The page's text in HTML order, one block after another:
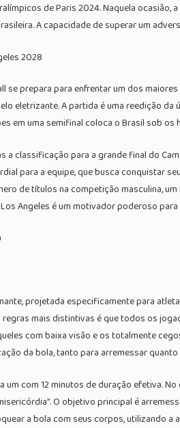
de Paris 2024. Naquela
A capacidade de superar um
2028
se prepara para enfrentar um dos
eletrizante. A partida é uma reedição
em uma semifinal coloca o Brasil sob
a classificação para a grande final do
para a equipe, que busca conquistar
de títulos na competição masculina,
Angeles é um motivador poderoso para
projetada especificamente para
mais distintivas é que todos os
com baixa visão e os totalmente
da bola, tanto para arremessar
com 12 minutos de duração efetiva.
O objetivo principal é
a bola com seus corpos, utilizando